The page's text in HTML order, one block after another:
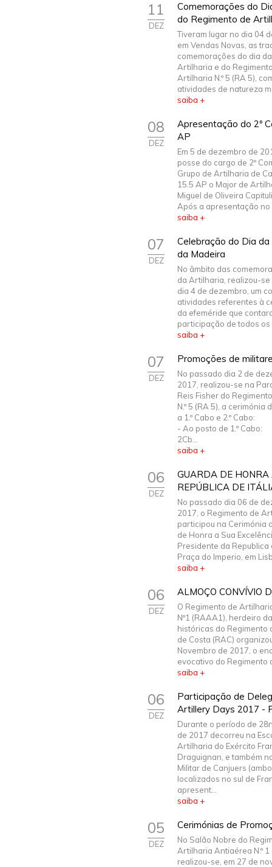
11
DEZ
Comemorações do
do Regimento de
Tiveram lugar no dia 04
em Vendas Novas, as
comemorações do dia
Artilharia e do
Artilharia N.º 5 (RA 5),
atividades de natureza
saiba +
08
DEZ
Apresentação do 2º
AP
Em 5 de dezembro de
posse do cargo de 2º
Grupo de Artilharia de
15.5 AP o Major de
Miguel de Oliveira
Após a apresentação no
saiba +
07
DEZ
Celebração do Dia
da Madeira
No âmbito das
da Artilharia, realizou-se
dia 4 de dezembro, um
atividades referentes à
da efeméride que
participação de todos os
saiba +
07
DEZ
Promoções de
No passado dia 2 de
2017, realizou-se na
Reis Fisher do
N.º 5 (RA 5), a cerimónia
a 1.º Cabo e 2.º Cabo:
- Ao posto de 1.º Cabo:
2Cb...
saiba +
06
DEZ
GUARDA DE
REPÚBLICA DE
No passado dia 06 de
2017, o Regimento de
participou na Cerimónia
de Honra a Sua
Presidente da Republica
Praça do Imperio, em
saiba +
06
DEZ
ALMOÇO CONVÍVIO
O Regimento de
Nº1 (RAAA1), herdeiro
históricas do Regimento
de Costa (RAC)
Novembro de 2017, o
evocativo do Regimento
saiba +
06
DEZ
Participação de
Artillery Days 2017 -
Durante o período de
de 2017 decorreu na
Artilharia do Exército
Draguignan, e também
Militar de Canjuers
localizados no sul de
apresent...
saiba +
05
DEZ
Cerimónias de
No Salão Nobre do
Artilharia Antiaérea N.º
realizou-se, em 27 de